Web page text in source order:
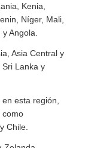
Kenia,
Níger, Mali,
Angola.
Asia Central y
Lanka y
esta región,
como
Chile.